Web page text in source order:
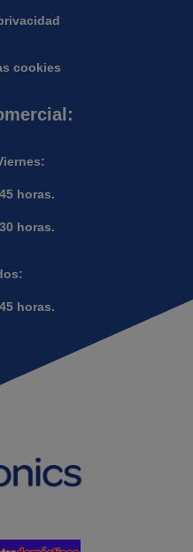
cookies
horas.
horas.
horas.